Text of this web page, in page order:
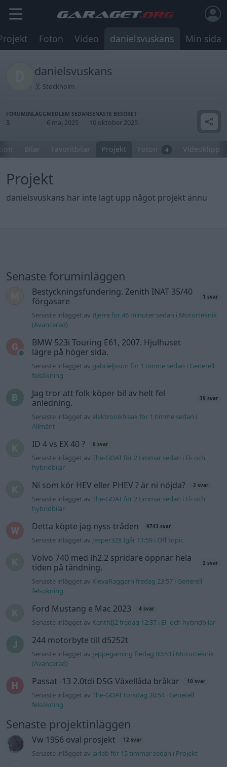
Foton Video danielsvuskans Min sida
danielsvuskans
Stockholm
FORUMINLÄGG
3
MEDLEM SEDAN
6 maj 2025
SENASTE BESÖKET
10 oktober 2025
Bilar Favoritbilar Projekt Foton 4 Videoklipp
Projekt
danielsvuskans har inte lagt upp något projekt ännu
Senaste foruminläggen
Bestyckningsfundering. Zenith INAT 35/40
förgasare
1 svar
Senaste inlägget av Bjerre för 46 minuter sedan i Motorteknik
(Avancerad)
BMW 523i Touring E61, 2007. Hjulhuset
lägre på höger sida.
Senaste inlägget av gabrieljsson för 1 timme sedan i Generell
felsökning
Jag tror att folk köper bil av helt fel
anledning.
39 svar
Senaste inlägget av elektronikfreak för 1 timme sedan i
Allmänt
ID 4 vs EX 40 ? 6 svar
Senaste inlägget avThe-GOAT för 2 timmar sedan i El- och
hybridbilar
Ni som kör HEV eller PHEV ? är ni nöjda? 2 svar
Senaste inlägget avThe-GOAT för 2 timmar sedan i El- och
hybridbilar
Detta köpte jag nyss-tråden 9743 svar
Senaste inlägget av Jesper328 Igår 11:59 i Off topic
Volvo 740 med lh2.2 spridare öppnar hela
tiden på tändning.
2 svar
Senaste inlägget av KlevaRaggarn fredag 23:57 i Generell
felsökning
Ford Mustang e Mac 2023 4 svar
Senaste inlägget av KenthIJ2 fredag 12:37 i El- och hybridbilar
244 motorbyte till d5252t
Senaste inlägget av Jeppegaming fredag 00:53 i Motorteknik
(Avancerad)
Passat -13 2.0tdi DSG Växellåda bråkar 10 svar
Senaste inlägget avThe-GOAT torsdag 20:54 i Generell
felsökning
Senaste projektinläggen
Vw 1956 oval prosjekt 12 svar
Senaste inlägget av jarleb för 15 timmar sedan i Projekt